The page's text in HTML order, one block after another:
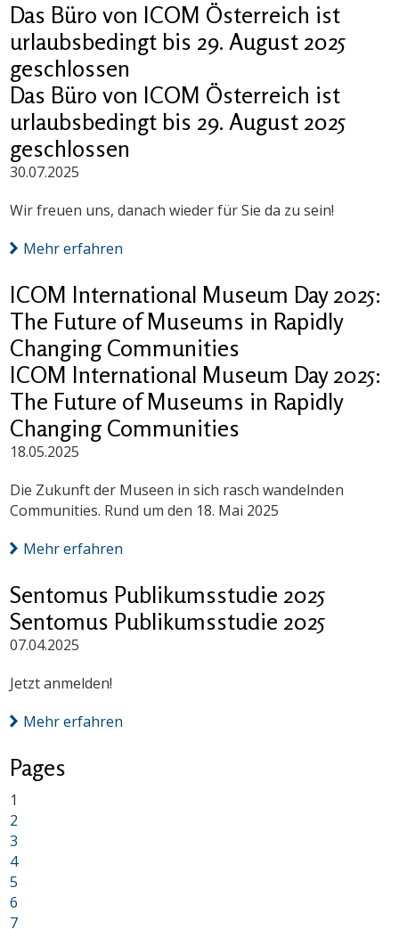
Das Büro von ICOM Österreich ist
urlaubsbedingt bis 29. August 2025
geschlossen
Das Büro von ICOM Österreich ist
urlaubsbedingt bis 29. August 2025
geschlossen
30.07.2025
Wir freuen uns, danach wieder für Sie da zu sein!
Mehr erfahren
ICOM International Museum Day 2025:
The Future of Museums in Rapidly
Changing Communities
ICOM International Museum Day 2025:
The Future of Museums in Rapidly
Changing Communities
18.05.2025
Die Zukunft der Museen in sich rasch wandelnden
Communities. Rund um den 18. Mai 2025
Mehr erfahren
Sentomus Publikumsstudie 2025
Sentomus Publikumsstudie 2025
07.04.2025
Jetzt anmelden!
Mehr erfahren
Pages
1
2
3
4
5
6
7